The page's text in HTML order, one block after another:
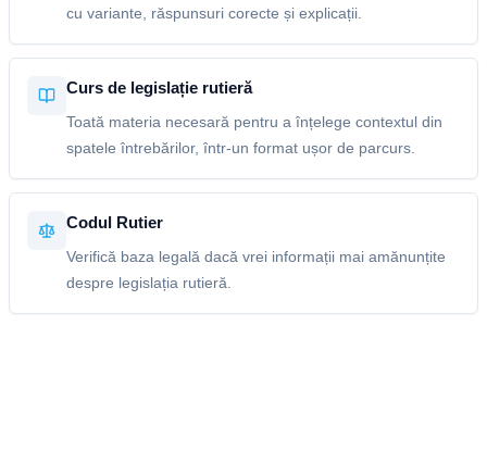
cu variante, răspunsuri corecte și explicații.
Curs de legislație rutieră
Toată materia necesară pentru a înțelege contextul din
spatele întrebărilor, într-un format ușor de parcurs.
Codul Rutier
Verifică baza legală dacă vrei informații mai amănunțite
despre legislația rutieră.